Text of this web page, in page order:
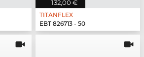
132,00 €
TITANFLEX
EBT 826713 - 50